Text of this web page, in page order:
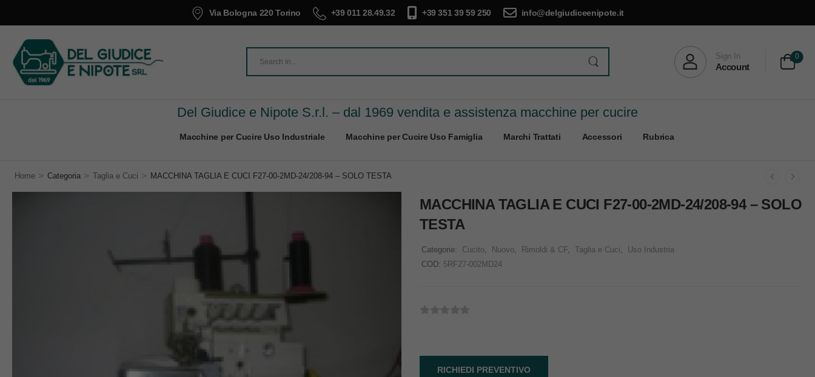
Via Bologna 220 Torino +39 011 28.49.32 +39 351 39 59 250 info@delgiudiceenipote.it
Sign In
Account
0
Del Giudice e Nipote S.r.l. – dal 1969 vendita e assistenza macchine per cucire
Macchine per Cucire Uso Industriale Macchine per Cucire Uso Famiglia Marchi Trattati Accessori Rubrica
Home > Categoria > Taglia e Cuci > MACCHINA TAGLIA E CUCI F27-00-2MD-24/208-94 – SOLO TESTA
MACCHINA TAGLIA E CUCI F27-00-2MD-24/208-94 – SOLO
TESTA
Categorie: Cucito Nuovo Rimoldi & CF Taglia e Cuci
Uso Industria
COD: 5RF27-002MD24
RICHIEDI PREVENTIVO